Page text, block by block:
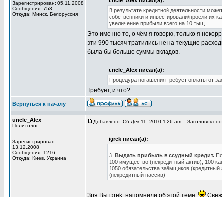
Зарегистрирован: 05.11.2008
Сообщения: 753
Откуда: Минск, Белоруссия
В результате кредитной деятельности
собственники и инвестировали/проели их
увеличение прибыли всего на 10 тыщ.
Это именно то, о чём я говорю, только я
эти 990 тысяч тратились не на текущие
была бы больше суммы вкладов.
uncle_Alex писал(а):
Процедура погашения требует оплаты от
Требует, и что?
Вернуться к началу
uncle_Alex
Политолог
Зарегистрирован:
13.12.2008
Сообщения: 1216
Откуда: Киев, Украина
Добавлено: Сб Дек 11, 2010 1:26 am Заголовок
igrek писал(а):
3. Выдать прибыль в ссудный кредит.
100 имущество (некредитный актив), 100
1050 обязательства заёмщиков (кредитный
(некредитный пассив)
Зря Вы igrek, напомнили об этой теме.